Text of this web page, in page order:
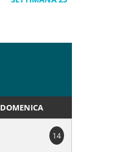
DOMENICA
14